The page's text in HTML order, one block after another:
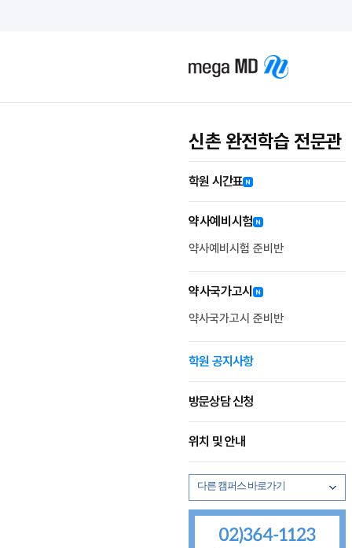
신촌 완전학습 전문관
학원 시간표
약사예비시험
약사예비시험 준비반
약사국가고시
약사국가고시 준비반
학원 공지사항
방문상담 신청
위치 및 안내
다른 캠퍼스 바로가기
강남 완전학습관
신촌 완전학습관